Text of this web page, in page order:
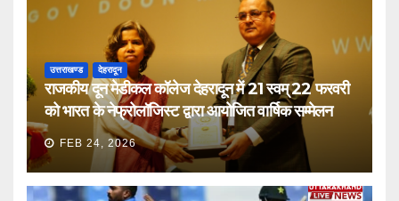
उत्तराखण्ड देहरादून
राजकीय दून मेडीकल कॉलेज देहरादून में 21 स्वम् 22 फरवरी
को भारत के नेफ्रोलॉजिस्ट द्वारा आयोजित वार्षिक सम्मेलन
FEB 24, 2026